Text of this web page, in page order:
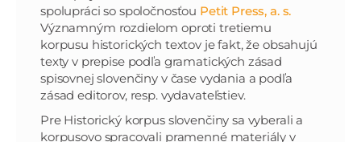
spolupráci so spoločnosťou Petit Press, a. s.
Významným rozdielom oproti tretiemu
korpusu historických textov je fakt, že obsahujú
texty v prepise podľa gramatických zásad
spisovnej slovenčiny v čase vydania a podľa
zásad editorov, resp. vydavateľstiev.
Pre Historický korpus slovenčiny sa vyberali a
korpusovo spracovali pramenné materiály v